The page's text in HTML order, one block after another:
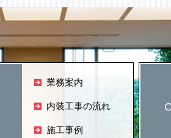
業務案内
内装工事の流れ
施工事例